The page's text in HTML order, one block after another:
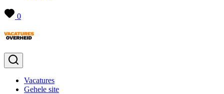
0
Vacatures
Gehele site